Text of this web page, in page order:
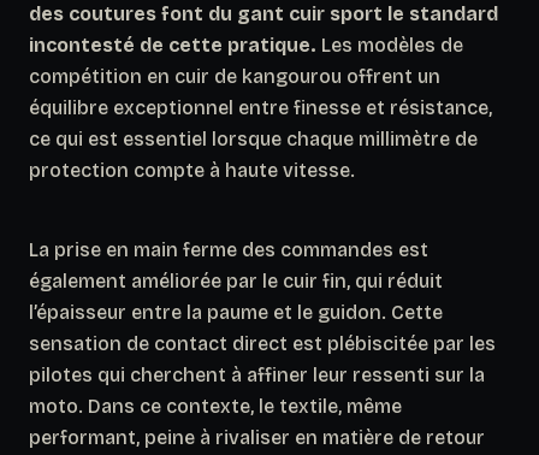
des coutures font du gant cuir sport le standard
incontesté de cette pratique. Les modèles de
compétition en cuir de kangourou offrent un
équilibre exceptionnel entre finesse et résistance,
ce qui est essentiel lorsque chaque millimètre de
protection compte à haute vitesse.
La prise en main ferme des commandes est
également améliorée par le cuir fin, qui réduit
l’épaisseur entre la paume et le guidon. Cette
sensation de contact direct est plébiscitée par les
pilotes qui cherchent à affiner leur ressenti sur la
moto. Dans ce contexte, le textile, même
performant, peine à rivaliser en matière de retour